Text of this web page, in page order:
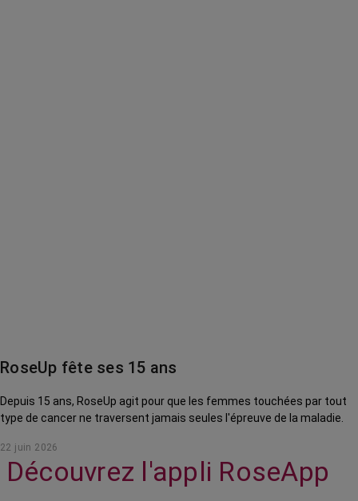
RoseUp fête ses 15 ans
Depuis 15 ans, RoseUp agit pour que les femmes touchées par tout
type de cancer ne traversent jamais seules l'épreuve de la maladie.
22 juin 2026
Découvrez l'appli RoseApp